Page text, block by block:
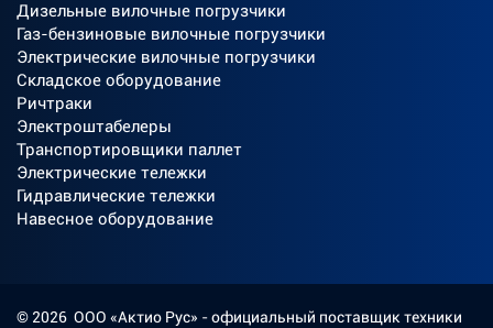
Дизельные вилочные погрузчики
Газ-бензиновые вилочные погрузчики
Электрические вилочные погрузчики
Складское оборудование
Ричтраки
Электроштабелеры
Транспортировщики паллет
Электрические тележки
Гидравлические тележки
Навесное оборудование
© 2026 ООО «Актио Рус» - официальный поставщик техники